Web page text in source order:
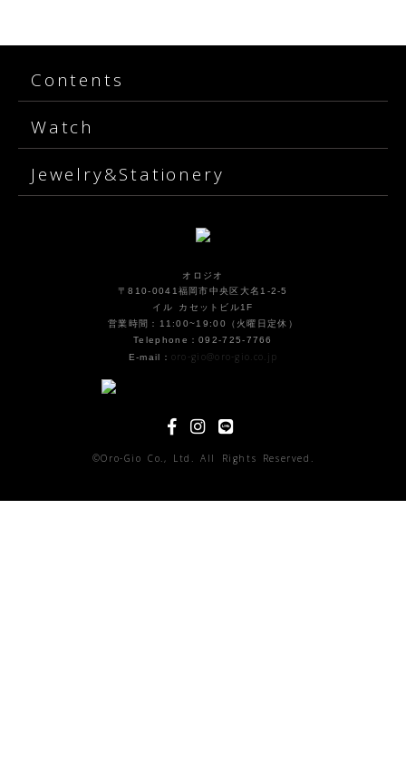
Contents
Watch
Jewelry&Stationery
オロジオ
〒810-0041福岡市中央区大名1-2-5
イル カセットビル1F
営業時間：11:00~19:00（火曜日定休）
Telephone：092-725-7766
E-mail： oro-gio@oro-gio.co.jp
©Oro-Gio Co., Ltd. All Rights Reserved.